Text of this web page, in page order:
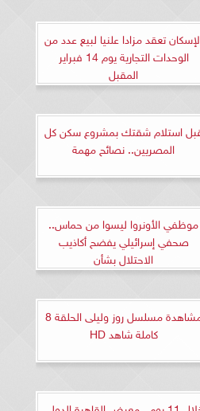
تعقد مزادا علنيا لبيع عدد من
الوحدات التجارية يوم 14 فبراير
المقبل
استلام شقتك بمشروع سكن كل
المصريين.. نصائح مهمة
موظفي الأونروا ليسوا من حماس..
صحفي إسرائيلي يفضح أكاذيب
الاحتلال بشأن
مشاهدة مسلسل روز وليلى الحلقة 8
كاملة شاهد HD